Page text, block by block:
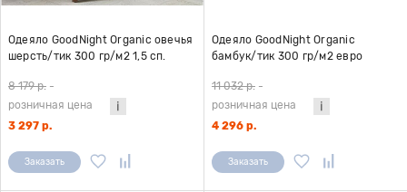
Одеяло GoodNight Organic овечья
шерсть/тик 300 гр/м2 1,5 сп.
8 179 р. -
розничная цена
3 297 р.
Заказать
Одеяло GoodNight Organic
бамбук/тик 300 гр/м2 евро
11 032 р. -
розничная цена
4 296 р.
Заказать